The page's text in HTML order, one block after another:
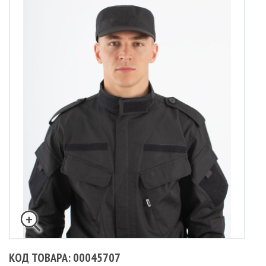
КОД ТОВАРА: 00045707